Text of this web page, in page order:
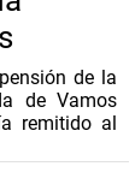
de la
de Vamos
remitido al
los